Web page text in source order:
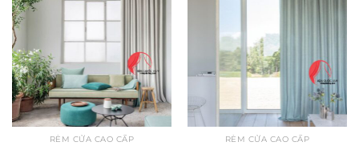
RÈM CỬA CAO CẤP RÈM CỬA CAO CẤP